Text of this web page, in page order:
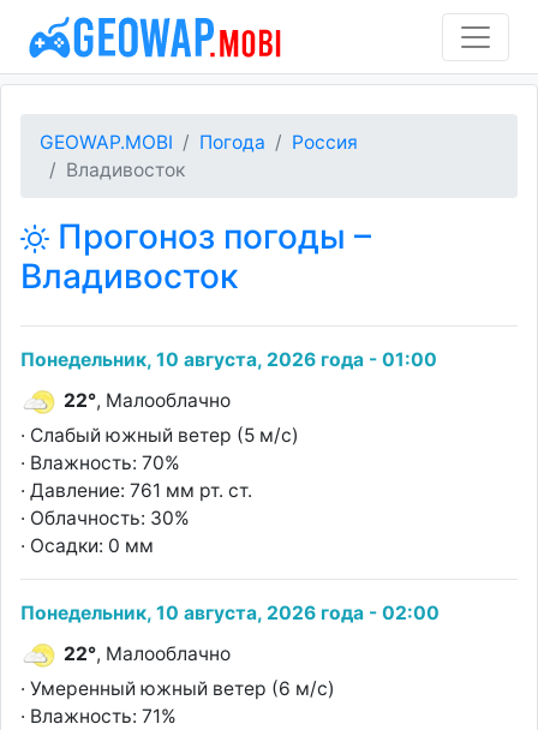
GEOWAP.MOBI Погода
Россия
Владивосток
Прогоноз погоды –
Владивосток
Понедельник, 10 августа, 2026 года - 01:00
22°, Малооблачно
· Слабый южный ветер (5 м/с)
· Влажность: 70%
· Давление: 761 мм рт. ст.
· Облачность: 30%
· Осадки: 0 мм
Понедельник, 10 августа, 2026 года - 02:00
22°, Малооблачно
· Умеренный южный ветер (6 м/с)
· Влажность: 71%